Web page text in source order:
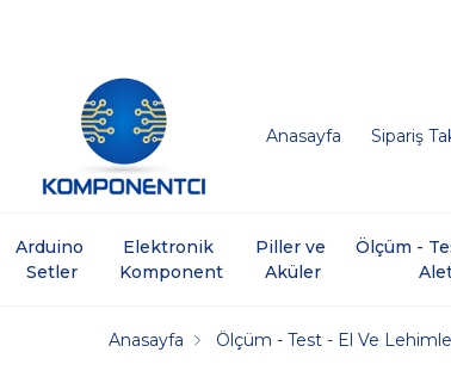
Anasayfa Sipariş
Arduino
Setler
Elektronik
Komponent
Piller ve
Aküler
Ölçüm -
Anasayfa Ölçüm - Test - El Ve